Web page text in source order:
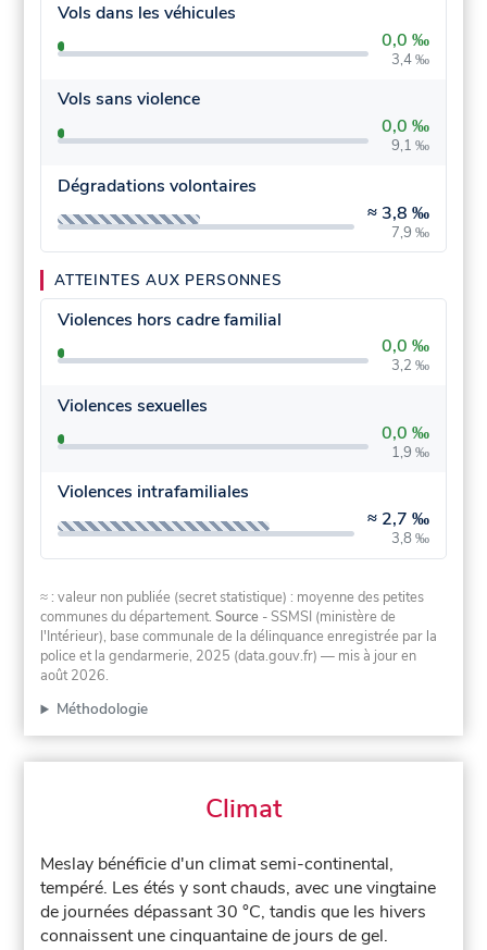
Vols dans les véhicules
0,0 ‰
3,4 ‰
Vols sans violence
0,0 ‰
9,1 ‰
Dégradations volontaires
≈ 3,8 ‰
7,9 ‰
ATTEINTES AUX PERSONNES
Violences hors cadre familial
0,0 ‰
3,2 ‰
Violences sexuelles
0,0 ‰
1,9 ‰
Violences intrafamiliales
≈ 2,7 ‰
3,8 ‰
≈ : valeur non publiée (secret statistique) : moyenne des petites
communes du département.Source - SSMSI (ministère de
l'Intérieur), base communale de la délinquance enregistrée par la
police et la gendarmerie, 2025 (data.gouv.fr) — mis à jour en
août 2026.
Méthodologie
Climat
Meslay bénéficie d'un climat semi-continental,
tempéré. Les étés y sont chauds, avec une vingtaine
de journées dépassant 30 °C, tandis que les hivers
connaissent une cinquantaine de jours de gel.